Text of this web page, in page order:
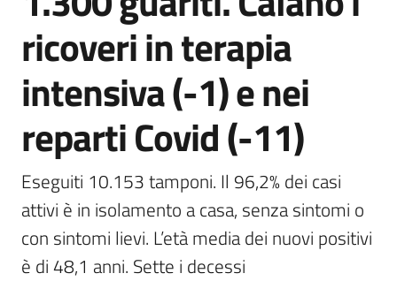
informazione
comunicazione
Seguici
su
ricoveri in terapia
intensiva (-1) e nei
reparti Covid (-11)
Eseguiti 10.153 tamponi. Il 96,2% dei casi
attivi è in isolamento a casa, senza sintomi o
con sintomi lievi. L’età media dei nuovi positivi
è di 48,1 anni. Sette i decessi